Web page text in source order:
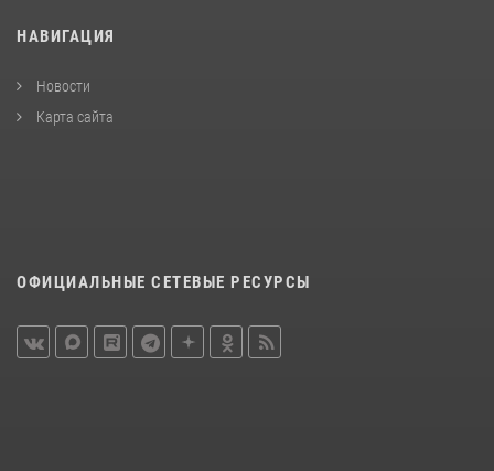
НАВИГАЦИЯ
Новости
Карта сайта
ОФИЦИАЛЬНЫЕ СЕТЕВЫЕ РЕСУРСЫ